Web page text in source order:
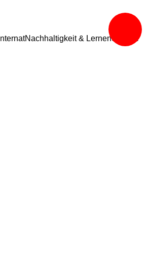
InternatNachhaltigkeit & LernenService